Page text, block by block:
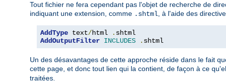
Tout fichier ne fera cependant pas l'objet de recherche de
indiquant une extension, comme .shtml, à l'aide des
AddType text/html .
AddOutputFilter INCLUDES . shtml
Un des désavantages de cette approche réside dans le fait
cette page, et donc tout lien qui la contient, de façon à ce
traitées.